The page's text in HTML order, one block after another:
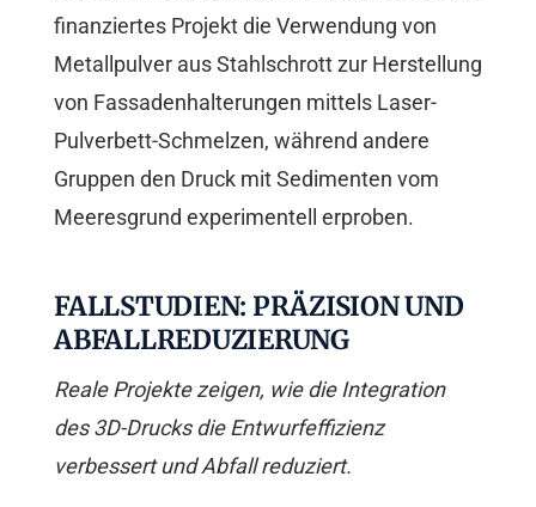
finanziertes Projekt die Verwendung von
Metallpulver aus Stahlschrott zur Herstellung
von Fassadenhalterungen mittels Laser-
Pulverbett-Schmelzen, während andere
Gruppen den Druck mit Sedimenten vom
Meeresgrund experimentell erproben.
FALLSTUDIEN: PRÄZISION UND
ABFALLREDUZIERUNG
Reale Projekte zeigen, wie die Integration
des 3D-Drucks die Entwurfeffizienz
verbessert und Abfall reduziert.